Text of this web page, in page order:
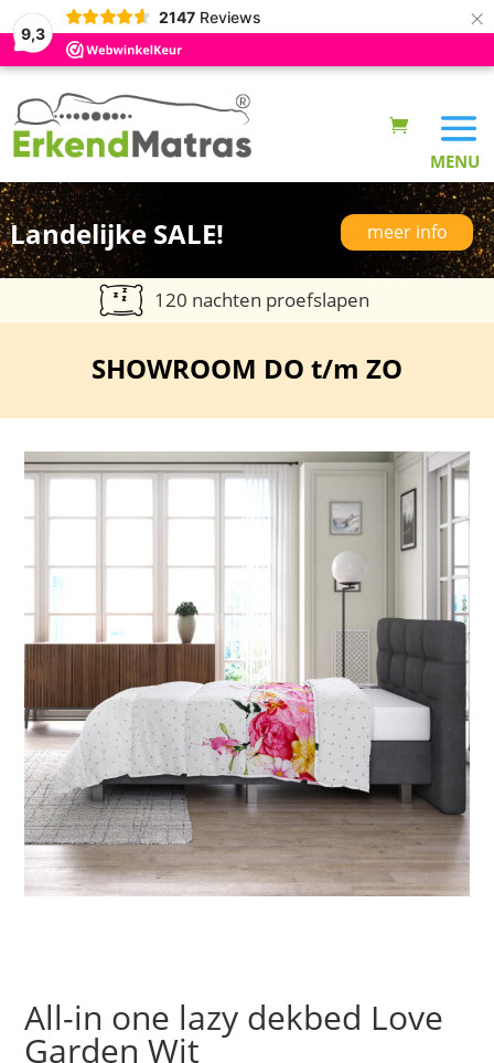
9,3
2147 Reviews ×
Landelijke SALE! meer info
120 nachten proefslapen
SHOWROOM DO t/m ZO
All-in one lazy dekbed Love
Garden Wit